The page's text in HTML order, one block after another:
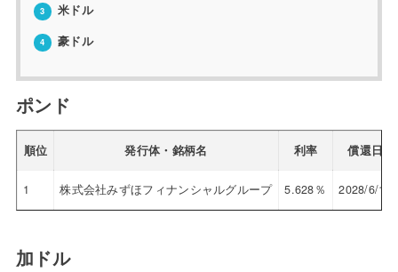
3 米ドル
4 豪ドル
ポンド
順位 発行体・銘柄名 利率 償還日
1 株式会社みずほフィナンシャルグループ 5.628％ 2028/6/13
加ドル